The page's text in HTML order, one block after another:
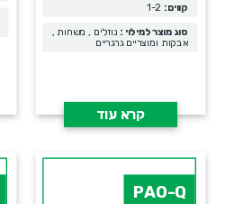
קווים:
סוג מוצר למילוי : נוזלים , משחות ,
אבקות ומוצריים גרגריים
קרא עוד
PAO-Q